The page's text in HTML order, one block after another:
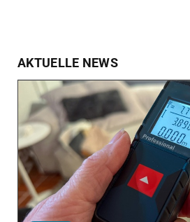
AKTUELLE NEWS